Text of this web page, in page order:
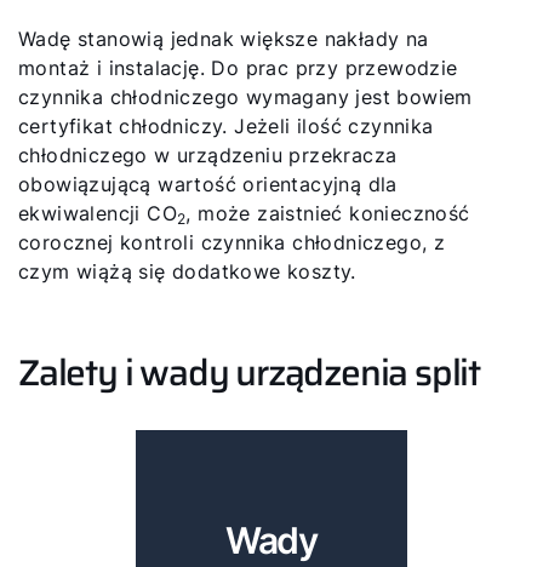
Wadę stanowią jednak większe nakłady na
montaż i instalację. Do prac przy przewodzie
czynnika chłodniczego wymagany jest bowiem
certyfikat chłodniczy. Jeżeli ilość czynnika
chłodniczego w urządzeniu przekracza
obowiązującą wartość orientacyjną dla
ekwiwalencji CO2, może zaistnieć konieczność
corocznej kontroli czynnika chłodniczego, z
czym wiążą się dodatkowe koszty.
Zalety i wady urządzenia split
Wady